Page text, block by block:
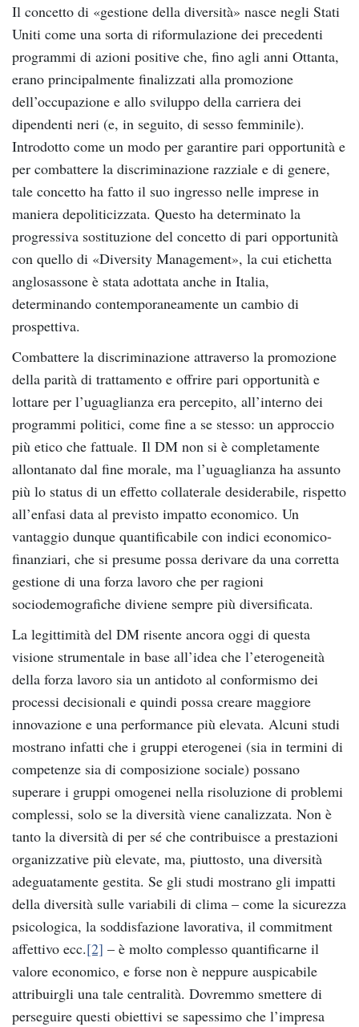
Il concetto di «gestione della diversità» nasce negli Stati
Uniti come una sorta di riformulazione dei precedenti
programmi di azioni positive che, fino agli anni Ottanta,
erano principalmente finalizzati alla promozione
dell’occupazione e allo sviluppo della carriera dei
dipendenti neri (e, in seguito, di sesso femminile).
Introdotto come un modo per garantire pari opportunità e
per combattere la discriminazione razziale e di genere,
tale concetto ha fatto il suo ingresso nelle imprese in
maniera depoliticizzata. Questo ha determinato la
progressiva sostituzione del concetto di pari opportunità
con quello di «Diversity Management», la cui etichetta
anglosassone è stata adottata anche in Italia,
determinando contemporaneamente un cambio di
prospettiva.
Combattere la discriminazione attraverso la promozione
della parità di trattamento e offrire pari opportunità e
lottare per l’uguaglianza era percepito, all’interno dei
programmi politici, come fine a se stesso: un approccio
più etico che fattuale. Il DM non si è completamente
allontanato dal fine morale, ma l’uguaglianza ha assunto
più lo status di un effetto collaterale desiderabile, rispetto
all’enfasi data al previsto impatto economico. Un
vantaggio dunque quantificabile con indici economico-
finanziari, che si presume possa derivare da una corretta
gestione di una forza lavoro che per ragioni
sociodemografiche diviene sempre più diversificata.
La legittimità del DM risente ancora oggi di questa
visione strumentale in base all’idea che l’eterogeneità
della forza lavoro sia un antidoto al conformismo dei
processi decisionali e quindi possa creare maggiore
innovazione e una performance più elevata. Alcuni studi
mostrano infatti che i gruppi eterogenei (sia in termini di
competenze sia di composizione sociale) possano
superare i gruppi omogenei nella risoluzione di problemi
complessi, solo se la diversità viene canalizzata. Non è
tanto la diversità di per sé che contribuisce a prestazioni
organizzative più elevate, ma, piuttosto, una diversità
adeguatamente gestita. Se gli studi mostrano gli impatti
della diversità sulle variabili di clima – come la sicurezza
psicologica, la soddisfazione lavorativa, il commitment
affettivo ecc.[2] – è molto complesso quantificarne il
valore economico, e forse non è neppure auspicabile
attribuirgli una tale centralità. Dovremmo smettere di
perseguire questi obiettivi se sapessimo che l’impresa